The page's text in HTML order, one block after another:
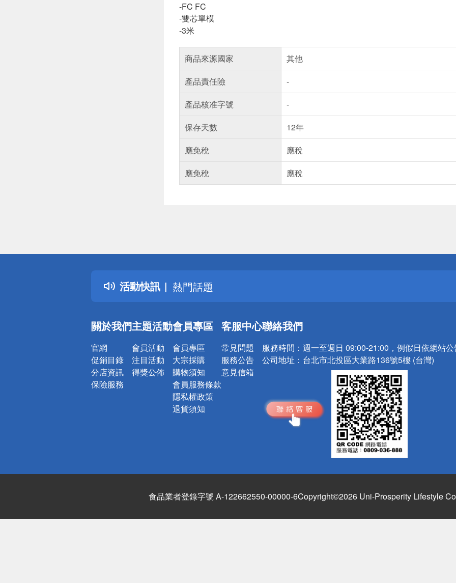
-FC FC
-雙芯單模
-3米
商品來源國家
其他
產品責任險
-
產品核准字號
-
保存天數
12年
應免稅
應稅
應免稅
應稅
活動快訊
詐騙網頁！請小心！
得獎公告
熱門話題
銀行優惠
詐騙網頁！請小心！
關於我們
官網
促銷目錄
分店資訊
保險服務
主題活動
會員活動
注目活動
得獎公佈
會員專區
會員專區
大宗採購
購物須知
會員服務條款
隱私權政策
退貨須知
客服中心
常見問題
服務公告
意見信箱
聯絡我們
服務時間： 週一至週日 09:00-21:00，例假日依網站
公司地址： 台北市北投區大業路136號5樓 (台灣)
食品業者登錄字號 A-122662550-00000-6Copyright©2026 Uni-Prosperity Lifestyle